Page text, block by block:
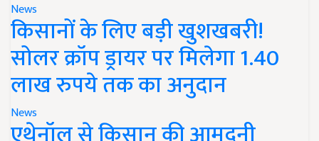
News
किसानों के लिए बड़ी खुशखबरी!
सोलर क्रॉप ड्रायर पर मिलेगा 1.40
लाख रुपये तक का अनुदान
News